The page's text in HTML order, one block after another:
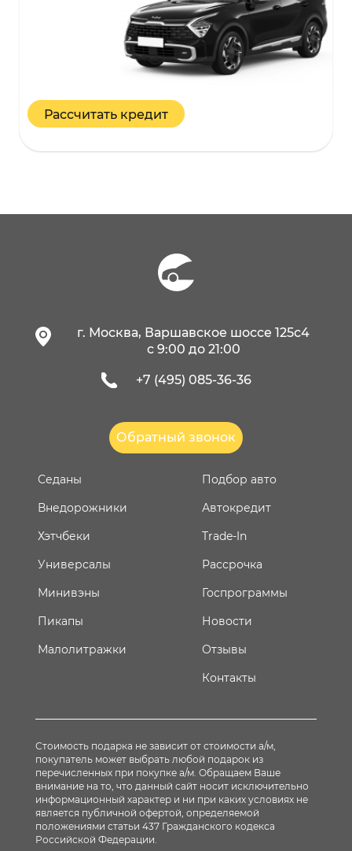
Рассчитать кредит
г. Москва, Варшавское шоссе 125с4
c 9:00 до 21:00
+7 (495) 085-36-36
Обратный звонок
Седаны
Внедорожники
Хэтчбеки
Универсалы
Минивэны
Пикапы
Малолитражки
Подбор авто
Автокредит
Trade-In
Рассрочка
Госпрограммы
Новости
Отзывы
Контакты
Стоимость подарка не зависит от стоимости а/м,
покупатель может выбрать любой подарок из
перечисленных при покупке а/м. Обращаем Ваше
внимание на то, что данный сайт носит исключительно
информационный характер и ни при каких условиях не
является публичной офертой, определяемой
положениями статьи 437 Гражданского кодекса
Российской Федерации.